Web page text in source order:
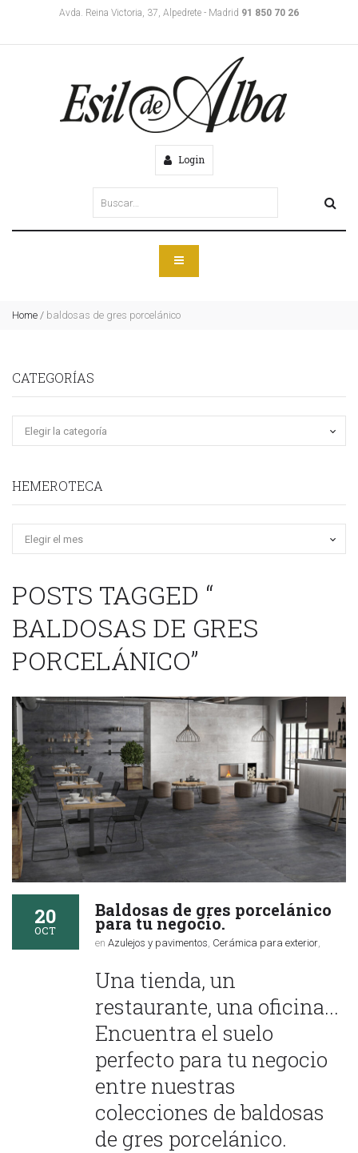
Avda. Reina Victoria, 37, Alpedrete - Madrid 91 850 70 26
Login
Home / baldosas de gres porcelánico
CATEGORÍAS
HEMEROTECA
POSTS TAGGED “
BALDOSAS DE GRES
PORCELÁNICO”
20
OCT
Baldosas de gres porcelánico
para tu negocio.
en Azulejos y pavimentos Cerámica para exterior,
Una tienda, un
restaurante, una oficina...
Encuentra el suelo
perfecto para tu negocio
entre nuestras
colecciones de baldosas
de gres porcelánico.